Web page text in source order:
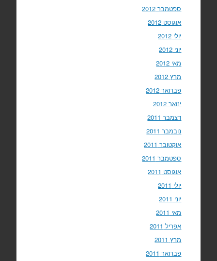
ספטמבר 2012
אוגוסט 2012
יולי 2012
יוני 2012
מאי 2012
מרץ 2012
פברואר 2012
ינואר 2012
דצמבר 2011
נובמבר 2011
אוקטובר 2011
ספטמבר 2011
אוגוסט 2011
יולי 2011
יוני 2011
מאי 2011
אפריל 2011
מרץ 2011
פברואר 2011